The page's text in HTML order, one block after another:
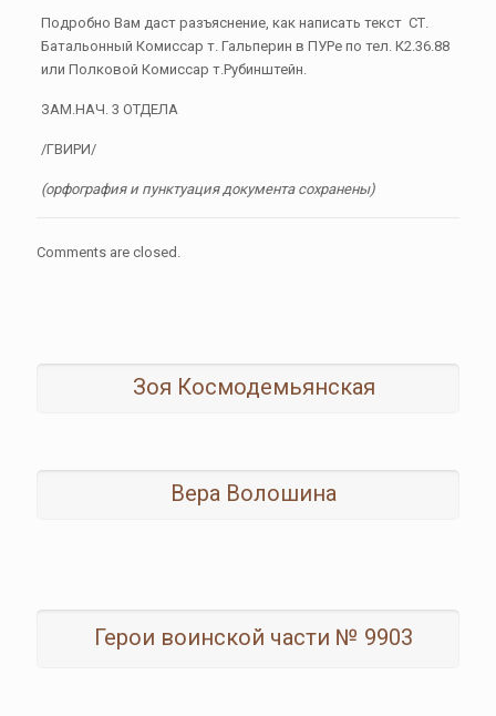
Подробно Вам даст разъяснение, как написать текст СТ.
Батальонный Комиссар т. Гальперин в ПУРе по тел. К2.36.88
или Полковой Комиссар т.Рубинштейн.
ЗАМ.НАЧ. 3 ОТДЕЛА
/ГВИРИ/
(орфография и пунктуация документа сохранены)
Comments are closed.
Зоя Космодемьянская
Вера Волошина
Герои воинской части № 9903